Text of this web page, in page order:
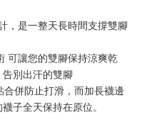
，是一整天長時間支撐雙腳
可讓您的雙腳保持涼爽乾
別出汗的雙腳
併防止打滑，而加長襪邊
子全天保持在原位。